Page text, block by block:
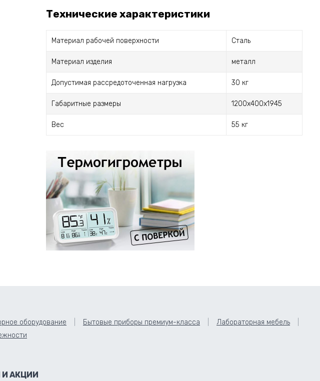
Технические характеристики
Материал рабочей поверхности Сталь
Материал изделия металл
Допустимая рассредоточенная нагрузка 30 кг
Габаритные размеры 1200x400x1945
Вес 55 кг
оборудование Бытовые приборы премиум-класса
Лабораторная мебель
АКЦИИ